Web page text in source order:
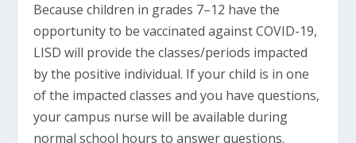
Because children in grades 7–12 have the
opportunity to be vaccinated against COVID-19,
LISD will provide the classes/periods impacted
by the positive individual. If your child is in one
of the impacted classes and you have questions,
your campus nurse will be available during
normal school hours to answer questions.